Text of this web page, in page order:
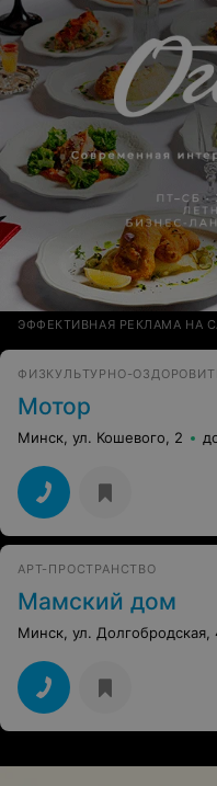
ЭФФЕКТИВНАЯ РЕКЛАМА НА
ФИЗКУЛЬТУРНО-
Мотор
Минск, ул. Кошевого, 2
АРТ-ПРОСТРАНСТВО
Мамский дом
Минск, ул. Долгобродская,